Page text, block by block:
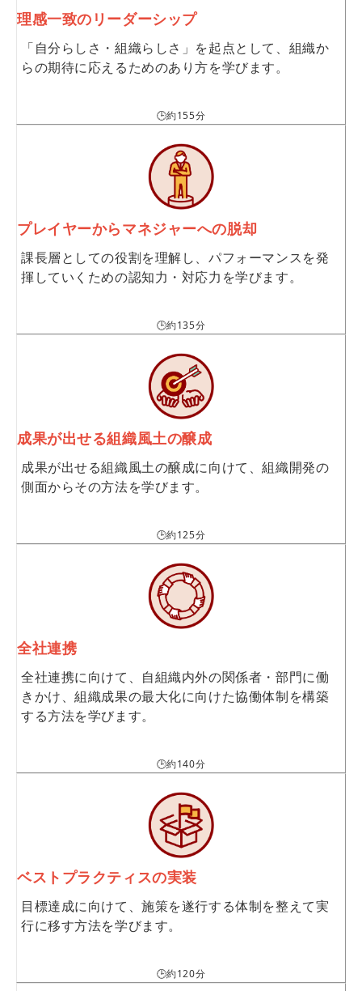
理感一致のリーダーシップ
「自分らしさ・組織らしさ」を起点として、組織か
らの期待に応えるためのあり方を学びます。
🕒約155分
プレイヤーからマネジャーへの脱却
課長層としての役割を理解し、パフォーマンスを発
揮していくための認知力・対応力を学びます。
🕒約135分
成果が出せる組織風土の醸成
成果が出せる組織風土の醸成に向けて、組織開発の
側面からその方法を学びます。
🕒約125分
全社連携
全社連携に向けて、自組織内外の関係者・部門に働
きかけ、組織成果の最大化に向けた協働体制を構築
する方法を学びます。
🕒約140分
ベストプラクティスの実装
目標達成に向けて、施策を遂行する体制を整えて実
行に移す方法を学びます。
🕒約120分